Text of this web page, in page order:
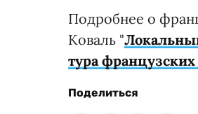
Подробнее о
Коваль "
тура
Поделиться